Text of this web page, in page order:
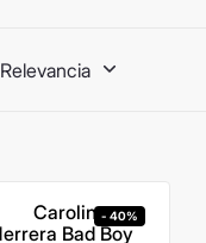
Relevancia
- 40%